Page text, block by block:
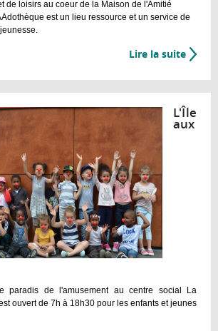
de loisirs au coeur de la Maison de l'Amitié
est un lieu ressource et un service de
Lire la suite de
L'Île
aux
paradis de l'amusement au centre social La
ouvert de 7h à 18h30 pour les enfants et jeunes